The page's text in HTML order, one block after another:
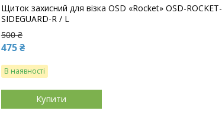
Щиток захисний для візка OSD «Rocket» OSD-ROCKET-
SIDEGUARD-R / L
500 ₴
475 ₴
В наявності
Купити